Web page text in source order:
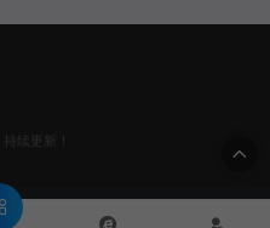
续更新！
Theme. All rights